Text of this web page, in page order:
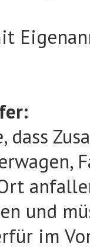
dass
und
im